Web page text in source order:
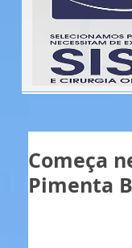
Começa
Pimenta